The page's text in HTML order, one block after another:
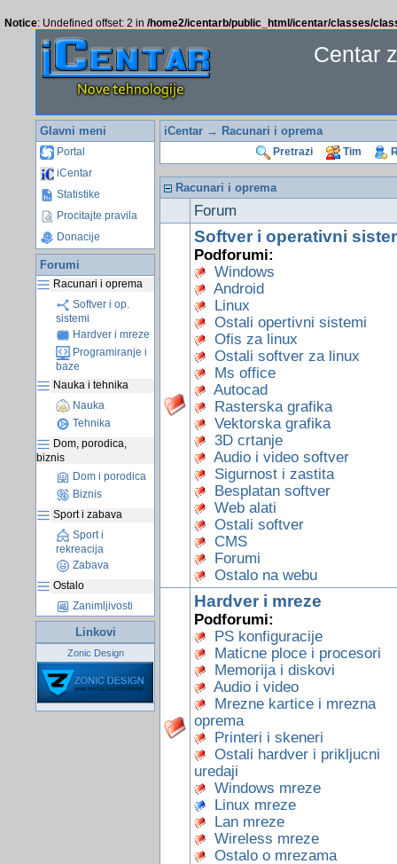
Notice: Undefined offset: 2 in /home2/icentarb/public_html/icentar/classes/
Centar
Glavni meni
Portal
iCentar
Statistike
Procitajte pravila
Donacije
Forumi
Racunari i oprema
Softver i op.
sistemi
Hardver i mreze
Programiranje i
baze
Nauka i tehnika
Nauka
Tehnika
Dom, porodica,
biznis
Dom i porodica
Biznis
Sport i zabava
Sport i
rekreacija
Zabava
Ostalo
Zanimljivosti
Linkovi
Zonic Design
iCentar→ Racunari i oprema
Pretrazi Tim
Racunari i oprema
Forum
Softver i operativni
Podforumi:
Windows
Android
Linux
Ostali opertivni sistemi
Ofis za linux
Ostali softver za linux
Ms office
Autocad
Rasterska grafika
Vektorska grafika
3D crtanje
Audio i video softver
Sigurnost i zastita
Besplatan softver
Web alati
Ostali softver
CMS
Forumi
Ostalo na webu
Hardver i mreze
Podforumi:
PS konfiguracije
Maticne ploce i procesori
Memorija i diskovi
Audio i video
Mrezne kartice i mrezna
oprema
Printeri i skeneri
Ostali hardver i prikljucni
uredaji
Windows mreze
Linux mreze
Lan mreze
Wireless mreze
Ostalo o mrezama